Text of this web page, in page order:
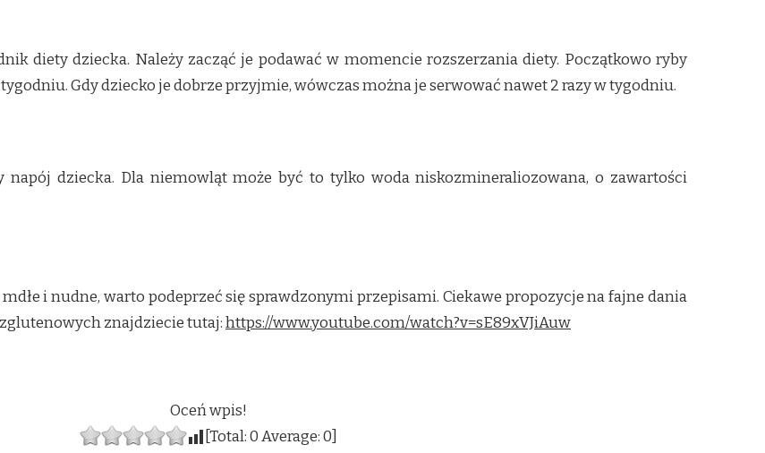
diety dziecka. Należy zacząć je podawać w momencie rozszerzania diety. Początkowo ryby
Gdy dziecko je dobrze przyjmie, wówczas można je serwować nawet 2 razy w tygodniu.
napój dziecka. Dla niemowląt może być to tylko woda niskozmineraliozowana, o zawartości
i nudne, warto podeprzeć się sprawdzonymi przepisami. Ciekawe propozycje na fajne dania
znajdziecie tutaj:https://www.youtube.com/watch?v=sE89xVJiAuw
Oceń wpis!
[Total:0Average:0]